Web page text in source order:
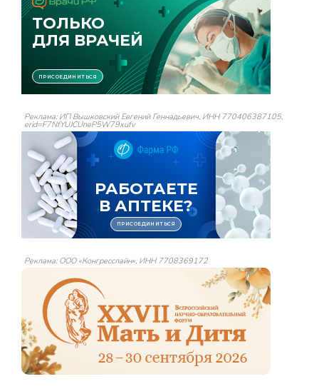
Реклама: ИП Вышковский Евгений Геннадьевич, ИНН 770406387105,
erid=F7NfYUJCUneP5W79xufv
Реклама: ООО «Конгресслайн», ИНН 7708369172